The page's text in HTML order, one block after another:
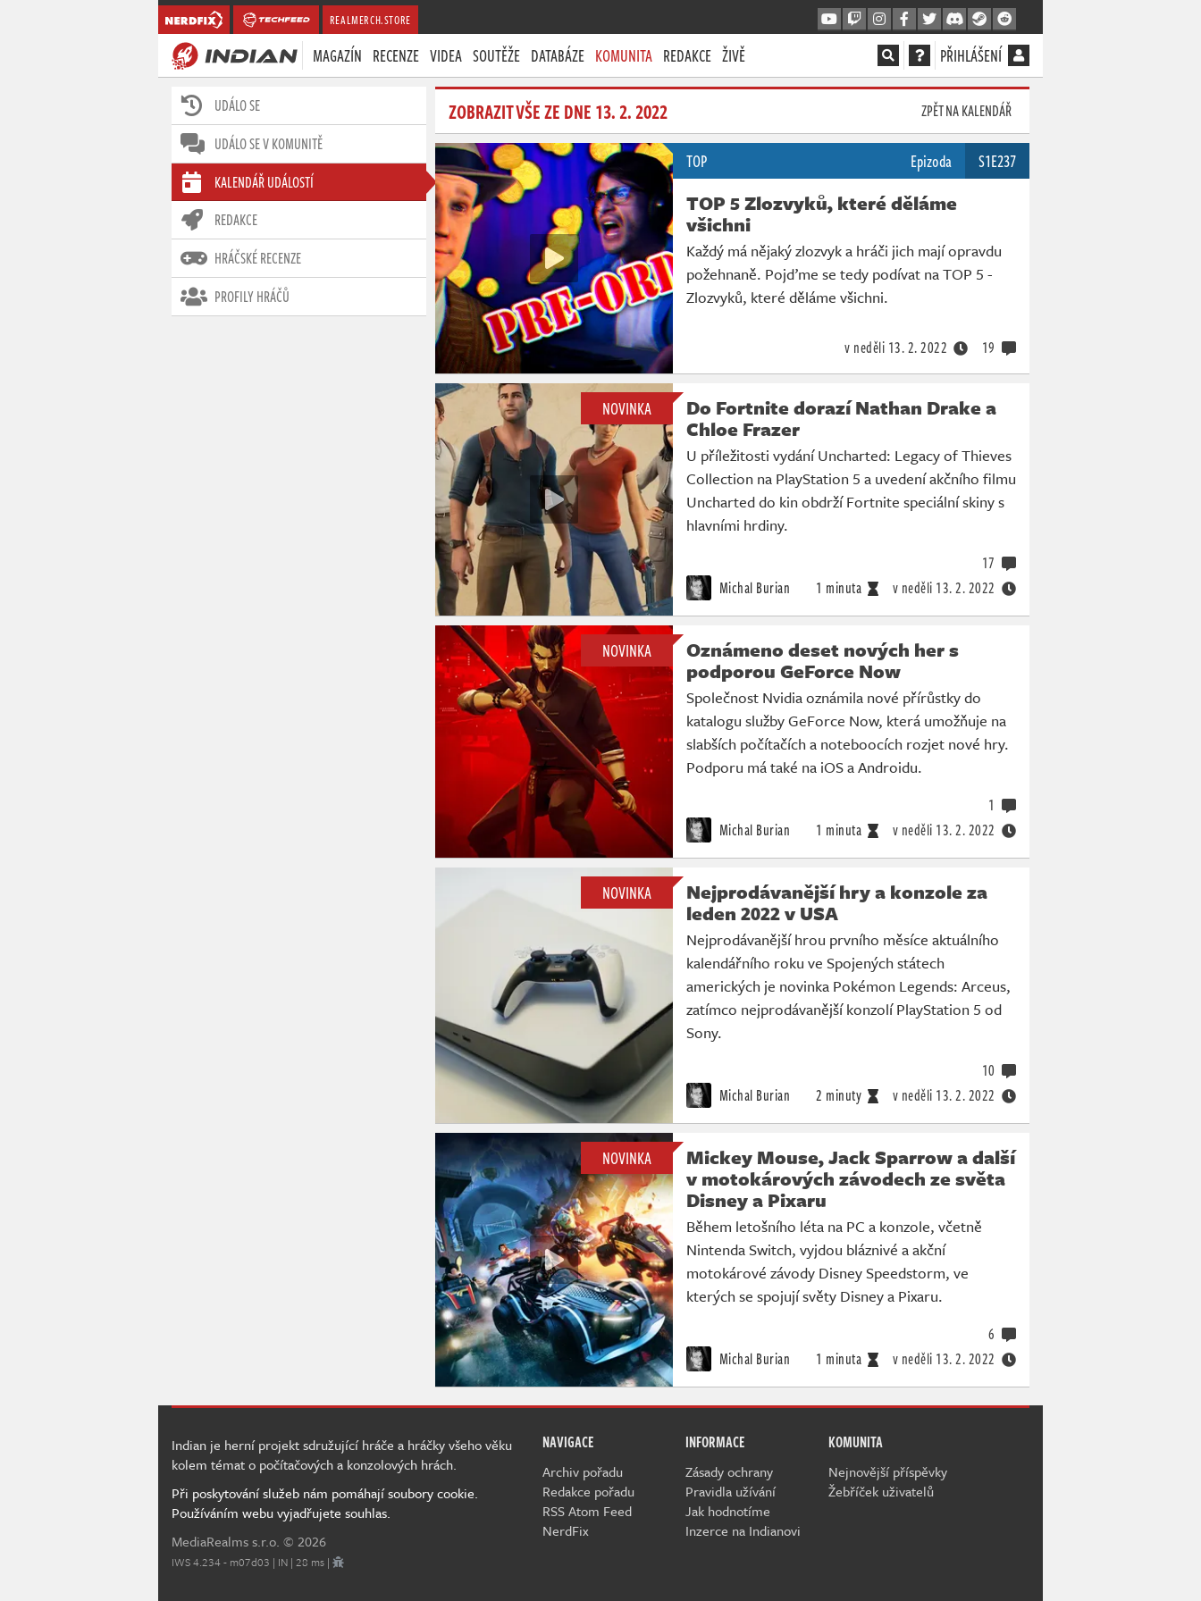
REALMERCH.STORE
MAGAZÍN RECENZE VIDEA SOUTĚŽE DATABÁZE KOMUNITA REDAKCE ŽIVĚ PŘIHLÁŠENÍ
UDÁLO SE
UDÁLO SE V KOMUNITĚ
KALENDÁŘ UDÁLOSTÍ
REDAKCE
HRÁČSKÉ RECENZE
PROFILY HRÁČŮ
ZOBRAZIT VŠE ZE DNE 13. 2. 2022 ZPĚT NA KALENDÁŘ
TOP Epizoda S1E237
TOP 5 Zlozvyků, které děláme
všichni
Každý má nějaký zlozvyk a hráči jich mají opravdu
požehnaně. Pojďme se tedy podívat na TOP 5 -
Zlozvyků, které děláme všichni.
v neděli 13. 2. 2022 19
NOVINKA
Do Fortnite dorazí Nathan Drake a
Chloe Frazer
U příležitosti vydání Uncharted: Legacy of Thieves
Collection na PlayStation 5 a uvedení akčního filmu
Uncharted do kin obdrží Fortnite speciální skiny s
hlavními hrdiny.
Michal Burian 1 minuta v neděli 13. 2. 2022
17
NOVINKA
Oznámeno deset nových her s
podporou GeForce Now
Společnost Nvidia oznámila nové přírůstky do
katalogu služby GeForce Now, která umožňuje na
slabších počítačích a noteboocích rozjet nové hry.
Podporu má také na iOS a Androidu.
Michal Burian 1 minuta v neděli 13. 2. 2022
1
NOVINKA
Nejprodávanější hry a konzole za
leden 2022 v USA
Nejprodávanější hrou prvního měsíce aktuálního
kalendářního roku ve Spojených státech
amerických je novinka Pokémon Legends: Arceus,
zatímco nejprodávanější konzolí PlayStation 5 od
Sony.
Michal Burian 2 minuty v neděli 13. 2. 2022
10
NOVINKA
Mickey Mouse, Jack Sparrow a další
v motokárových závodech ze světa
Disney a Pixaru
Během letošního léta na PC a konzole, včetně
Nintenda Switch, vyjdou bláznivé a akční
motokárové závody Disney Speedstorm, ve
kterých se spojují světy Disney a Pixaru.
Michal Burian 1 minuta v neděli 13. 2. 2022
6
NAVIGACE
Archiv pořadu
Redakce pořadu
RSS Atom Feed
NerdFix
INFORMACE
Zásady ochrany
Pravidla užívání
Jak hodnotíme
Inzerce na Indianovi
KOMUNITA
Nejnovější příspěvky
Žebříček uživatelů
Indian je herní projekt sdružující hráče a hráčky všeho věku
kolem témat o počítačových a konzolových hrách.
Při poskytování služeb nám pomáhají soubory cookie.
Používáním webu vyjadřujete souhlas.
MediaRealms s.r.o. © 2026
IWS 4.234 - m07d03 | IN | 28 ms |